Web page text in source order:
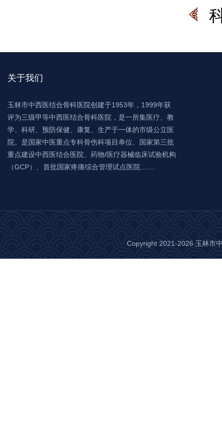
关于我们
玉林市中西医结合骨科医院创建于1953年，1999年获
评为三级甲等中西医结合骨科医院，是一所集医疗、教
学、科研、预防保健、康复、生产于一体的市级公立医
院。是国家中医重点专科骨伤科项目单位、国家第三批
重点建设中西医结合医院、药物/医疗器械临床试验机构
（GCP）、首批国家疼痛综合管理试点医院……
Copyright 2021-2026 玉林市